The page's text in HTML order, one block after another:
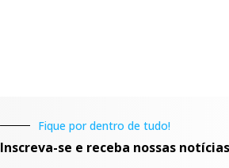
Fique por dentro de tudo!
Inscreva-se e receba nossas